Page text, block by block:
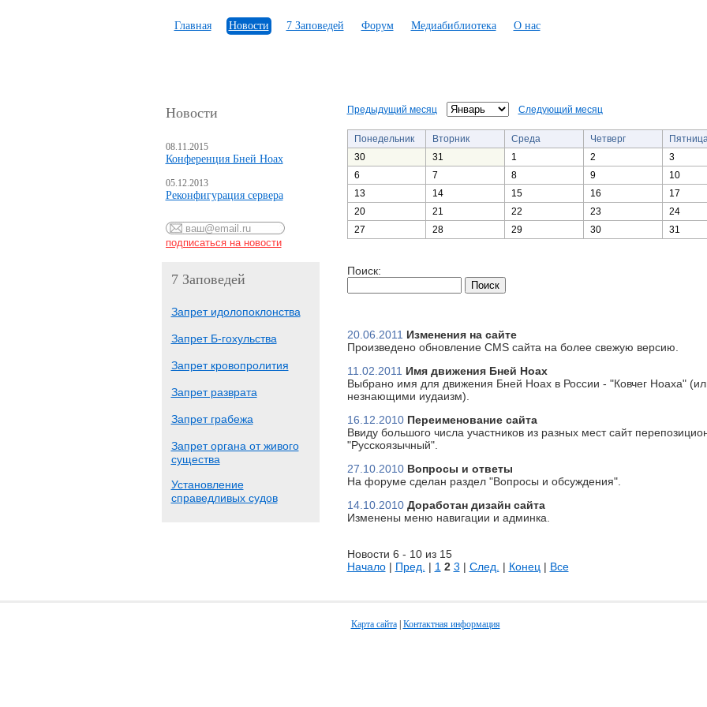
Главная Новости 7 Заповедей Форум Медиабиблиотека О нас
Новости
08.11.2015
Конференция Бней Ноах
05.12.2013
Реконфигурация сервера
7 Заповедей
Запрет идолопоклонства
Запрет Б-гохульства
Запрет кровопролития
Запрет разврата
Запрет грабежа
Запрет органа от живого
существа
Установление
справедливых судов
Предыдущий месяц Следующий месяц
Понедельник Вторник Среда Четверг
30
31 1 2
3
6
7 8 9
10
13
14 15 16
17
20
21 22 23
24
27
28 29 30 31
Поиск:
20.06.2011 Изменения на сайте
Произведено обновление CMS сайта на более свежую версию.
11.02.2011 Имя движения Бней Ноах
Выбрано имя для движения Бней Ноах в России - "Ковчег Ноаха"
незнающими иудаизм).
16.12.2010 Переименование сайта
Ввиду большого числа участников из разных мест сайт
"Русскоязычный".
27.10.2010 Вопросы и ответы
На форуме сделан раздел "Вопросы и обсуждения".
14.10.2010 Доработан дизайн сайта
Изменены меню навигации и админка.
Новости 6 - 10 из 15
Начало| Пред. | 1 2 3 | След. | Конец | Все
Карта сайта| Контактная информация